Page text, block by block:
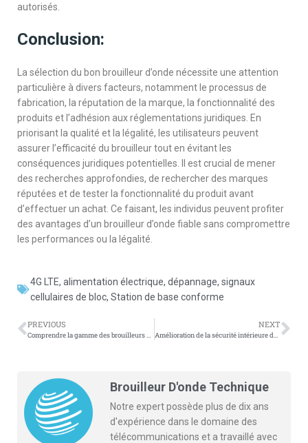
autorisés.
Conclusion:
La sélection du bon brouilleur d’onde nécessite une attention
particulière à divers facteurs, notamment le processus de
fabrication, la réputation de la marque, la fonctionnalité des
produits et l’adhésion aux réglementations juridiques. En
priorisant la qualité et la légalité, les utilisateurs peuvent
assurer l’efficacité du brouilleur tout en évitant les
conséquences juridiques potentielles. Il est crucial de mener
des recherches approfondies, de rechercher des marques
réputées et de tester la fonctionnalité du produit avant
d’effectuer un achat. Ce faisant, les individus peuvent profiter
des avantages d’un brouilleur d’onde fiable sans compromettre
les performances ou la légalité.
4G LTE, alimentation électrique, dépannage, signaux
cellulaires de bloc, Station de base conforme
PREVIOUS NEXT
Brouilleur D'onde Technique
Notre expert possède plus de dix ans
d'expérience dans le domaine des
télécommunications et a travaillé avec